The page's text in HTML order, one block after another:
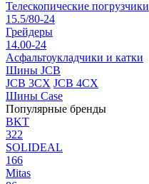
Телескопические погрузчики
15.5/80-24
Грейдеры
14.00-24
Асфальтоукладчики и катки
Шины JCB
JCB 3CX JCB 4CX
Шины Case
Популярные бренды
BKT
322
SOLIDEAL
166
Mitas